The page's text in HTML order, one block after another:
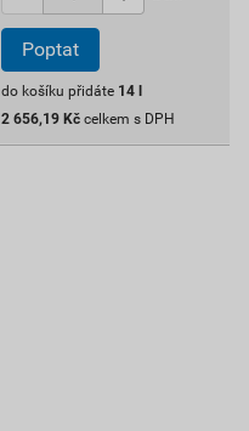
Poptat
do košíku přidáte 14
2 656,19 Kč celkem s DPH